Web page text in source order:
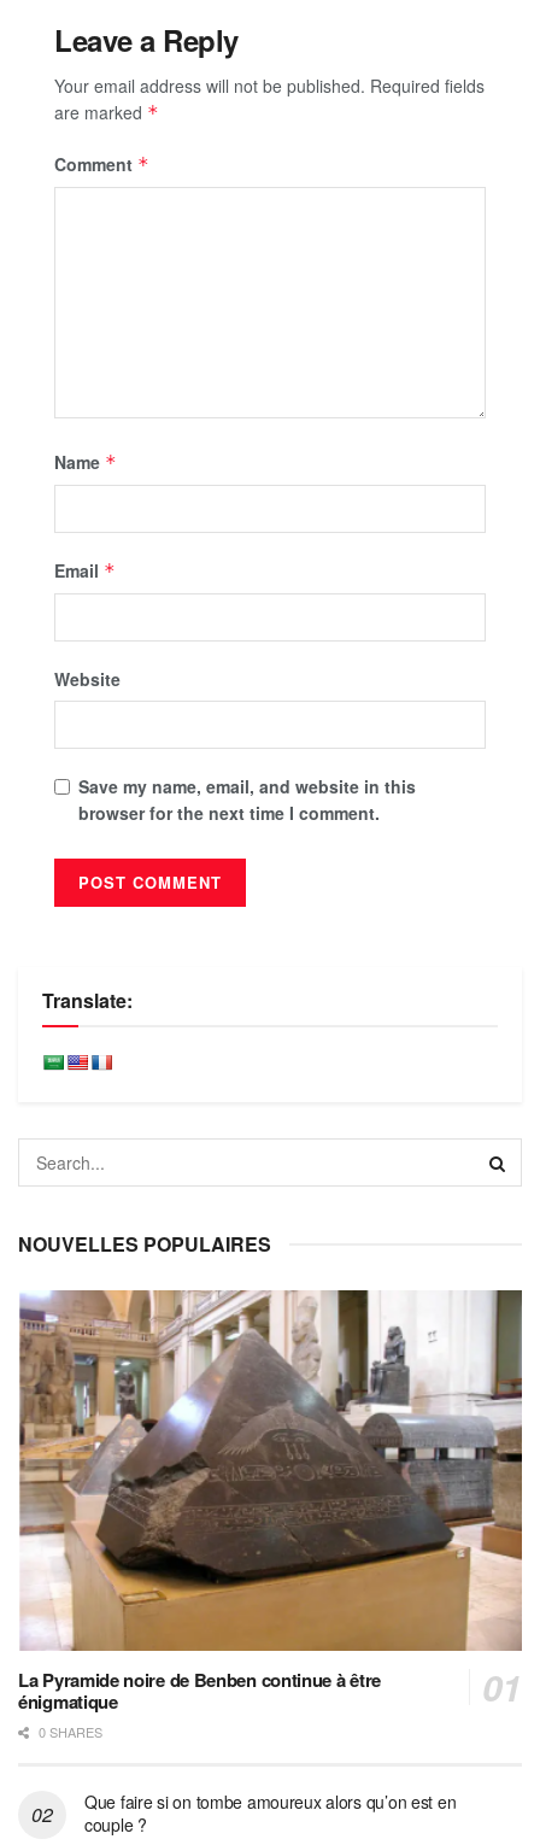
Leave a Reply
Your email address will not be published. Required fields
are marked *
Comment *
Name *
Email *
Website
Save my name, email, and website in this
browser for the next time I comment.
Translate:
NOUVELLES POPULAIRES
La Pyramide noire de Benben continue à être
énigmatique
0 SHARES
Que faire si on tombe amoureux alors qu’on est en
couple ?